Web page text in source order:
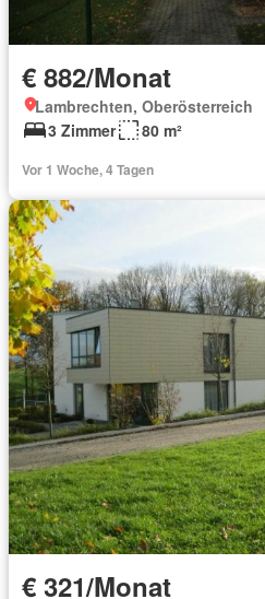
€ 882/Monat
Lambrechten, Oberösterreich
3 Zimmer
80 m²
Vor 1 Woche, 4 Tagen
€ 321/Monat